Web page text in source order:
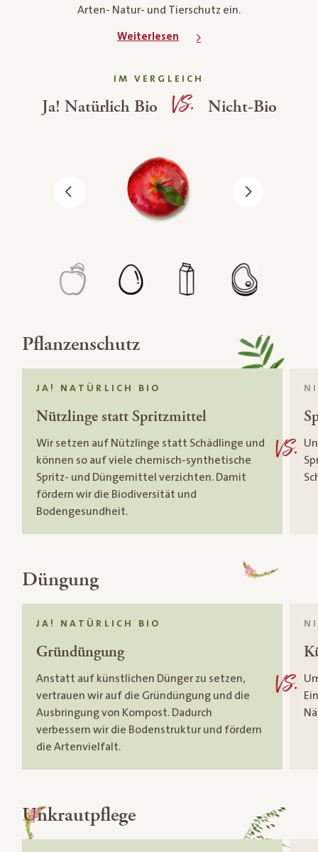
Arten- Natur- und Tierschutz ein.
Weiterlesen
IM VERGLEICH
Ja! Natürlich Bio VS. Nicht-Bio
Pflanzenschutz
JA! NATÜRLICH BIO
Nützlinge statt Spritzmittel
Wir setzen auf Nützlinge statt Schädlinge und
können so auf viele chemisch-synthetische
Spritz- und Düngemittel verzichten. Damit
fördern wir die Biodiversität und
Bodengesundheit.
VS.
Düngung
JA! NATÜRLICH BIO
Gründüngung
Anstatt auf künstlichen Dünger zu setzen,
vertrauen wir auf die Gründüngung und die
Ausbringung von Kompost. Dadurch
verbessern wir die Bodenstruktur und fördern
die Artenvielfalt.
VS.
Unkrautpflege